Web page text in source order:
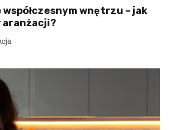
wnętrzu – jak
aranżacji?